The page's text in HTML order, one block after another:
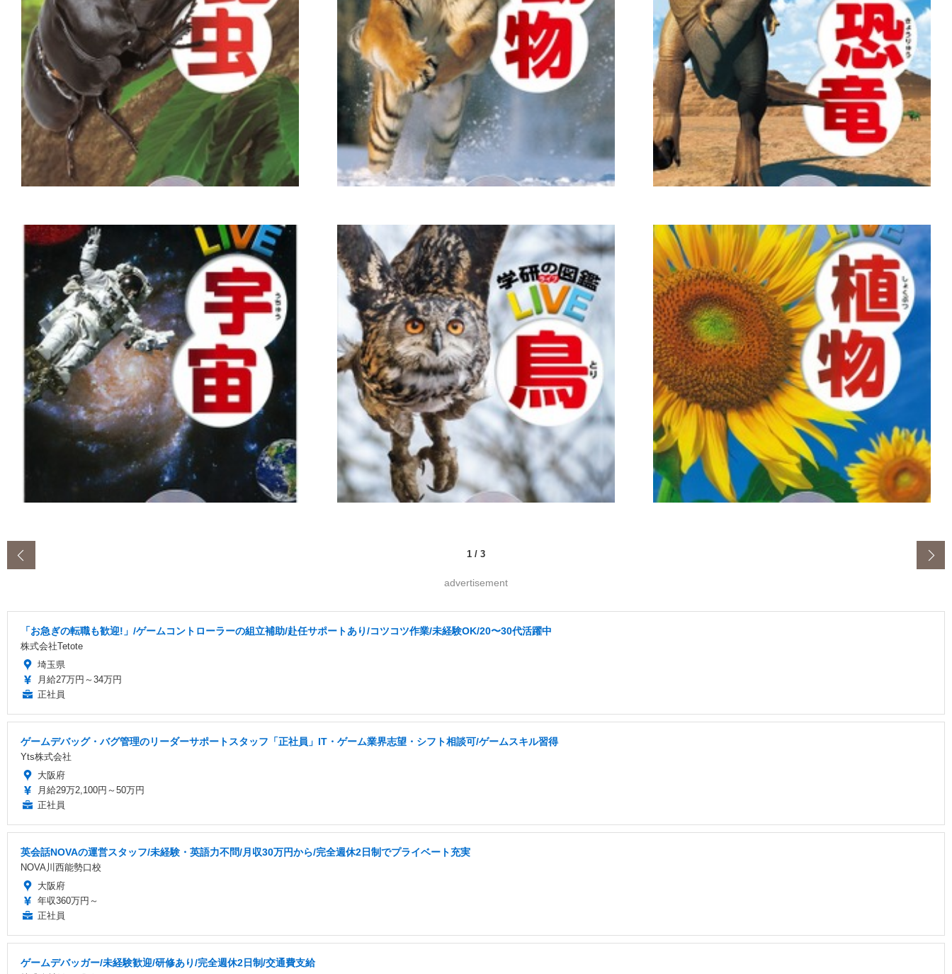
1 / 3
advertisement
「お急ぎの転職も歓迎!」/ゲームコントローラーの組立補助/赴任サポートあり/コツコツ作業/未経験OK/20〜30代活躍中
株式会社Tetote
埼玉県
月給27万円～34万円
正社員
ゲームデバッグ・バグ管理のリーダーサポートスタッフ「正社員」IT・ゲーム業界志望・シフト相談可/ゲームスキル習得
Yts株式会社
大阪府
月給29万2,100円～50万円
正社員
英会話NOVAの運営スタッフ/未経験・英語力不問/月収30万円から/完全週休2日制でプライベート充実
NOVA川西能勢口校
大阪府
年収360万円～
正社員
ゲームデバッガー/未経験歓迎/研修あり/完全週休2日制/交通費支給